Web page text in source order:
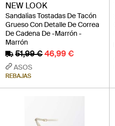
NEW LOOK
Sandalias Tostadas De Tacón
Grueso Con Detalle De Correa
De Cadena De -Marrón -
Marrón
51,99 €46,99 €
ASOS
REBAJAS